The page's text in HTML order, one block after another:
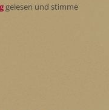
gelesen und stimme